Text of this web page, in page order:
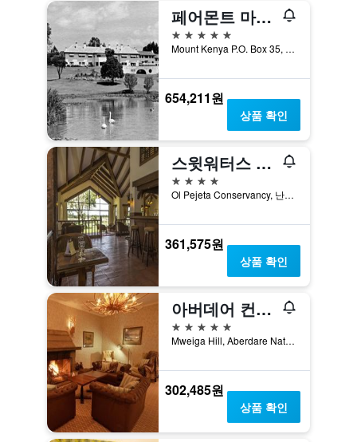
페어몬트 마운트 케냐 사파리
5성급
Mount Kenya P.O. Box 35, 난유키, 케냐
654,211원
상품 확인
스윗워터스 세레나 캠프
4성급
Ol Pejeta Conservancy, 난유키, 케냐
361,575원
상품 확인
아버데어 컨트리 클럽
5성급
Mweiga Hill, Aberdare National Park, 니에리, 케냐
302,485원
상품 확인